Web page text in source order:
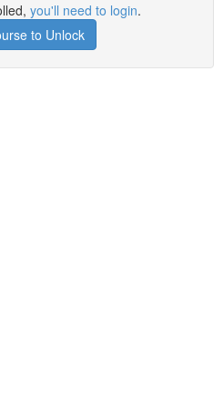
you'll need to login.
to Unlock